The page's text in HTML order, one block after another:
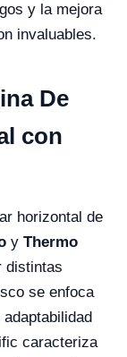
y la mejora
invaluables.
De
con
horizontal de
y Thermo
distintas
se enfoca
caracteriza